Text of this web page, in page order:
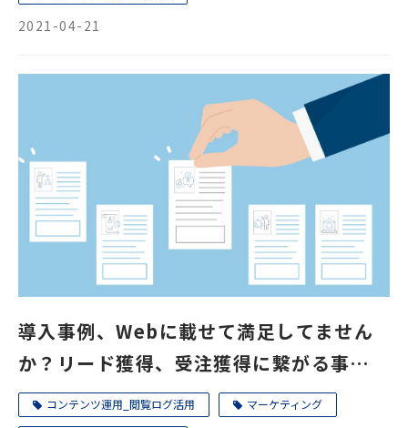
2021-04-21
導入事例、Webに載せて満足してません
か？リード獲得、受注獲得に繋がる事例の
見せ方と使い倒し方
コンテンツ運用_閲覧ログ活用 マーケティング